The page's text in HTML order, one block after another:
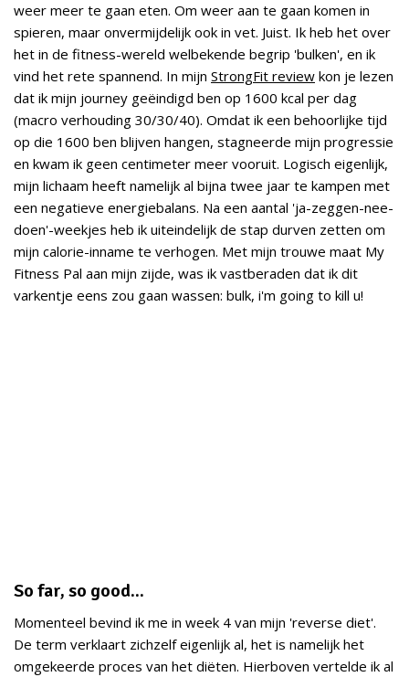
weer meer te gaan eten. Om weer aan te gaan komen in
spieren, maar onvermijdelijk ook in vet. Juist. Ik heb het over
het in de fitness-wereld welbekende begrip 'bulken', en ik
vind het rete spannend. In mijn StrongFit review kon je lezen
dat ik mijn journey geëindigd ben op 1600 kcal per dag
(macro verhouding 30/30/40). Omdat ik een behoorlijke tijd
op die 1600 ben blijven hangen, stagneerde mijn progressie
en kwam ik geen centimeter meer vooruit. Logisch eigenlijk,
mijn lichaam heeft namelijk al bijna twee jaar te kampen met
een negatieve energiebalans. Na een aantal 'ja-zeggen-nee-
doen'-weekjes heb ik uiteindelijk de stap durven zetten om
mijn calorie-inname te verhogen. Met mijn trouwe maat My
Fitness Pal aan mijn zijde, was ik vastberaden dat ik dit
varkentje eens zou gaan wassen: bulk, i'm going to kill u!
So far, so good...
Momenteel bevind ik me in week 4 van mijn 'reverse diet'.
De term verklaart zichzelf eigenlijk al, het is namelijk het
omgekeerde proces van het diëten. Hierboven vertelde ik al